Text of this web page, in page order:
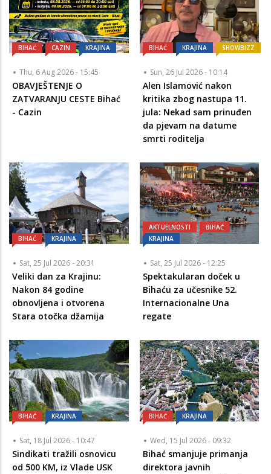
BIHAĆ CAZIN KRAJINA
Thu, 6 Aug 2026 - 15:45
OBAVJEŠTENJE O
ZATVARANJU CESTE Bihać
- Cazin
BIHAĆ KRAJINA SHOWBIZZ
Sun, 26 Jul 2026 - 10:14
Alen Islamović nakon
kritika zbog nastupa 11.
jula: Nekad sam prinuđen
da pjevam na datume
smrti roditelja
BIHAĆ KRAJINA
Sat, 25 Jul 2026 - 20:31
Veliki dan za Krajinu:
Nakon 84 godine
obnovljena i otvorena
Stara otočka džamija
AKTUELNOSTI
BIHAĆ
KRAJINA
Sat, 25 Jul 2026 - 12:25
Spektakularan doček u
Bihaću za učesnike 52.
Internacionalne Una
regate
BIHAĆ KRAJINA
Sat, 18 Jul 2026 - 10:47
Sindikati tražili osnovicu
od 500 KM, iz Vlade USK
BIHAĆ KRAJINA
Wed, 15 Jul 2026 - 09:32
Bihać smanjuje primanja
direktora javnih